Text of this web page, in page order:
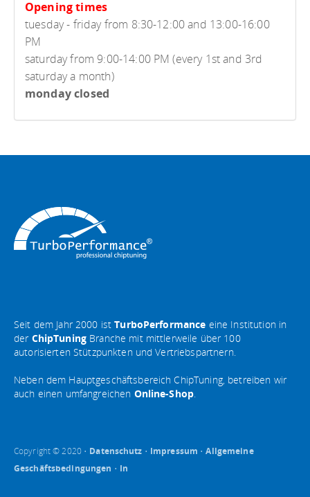
Opening times
tuesday - friday from 8:30-12:00 and 13:00-16:00
PM
saturday from 9:00-14:00 PM (every 1st and 3rd
saturday a month)
monday closed
Seit dem Jahr 2000 istTurboPerformance eine Institution in
der ChipTuningBranche mit mittlerweile über 100
autorisierten Stützpunkten und Vertriebspartnern.
Neben dem Hauptgeschäftsbereich ChipTuning, betreiben wir
auch einen umfangreichen Online-Shop.
Copyright © 2020 • Datenschutz • Impressum •Allgemeine
Geschäftsbedingungen • In